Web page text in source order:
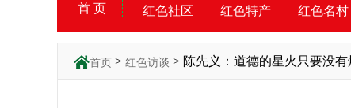
首 页
红色社区
红色特产 红色名村
首页 > 红色访谈 > 陈先义：道德的星火只要没